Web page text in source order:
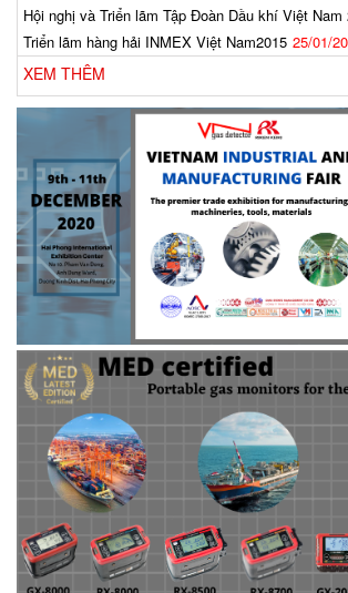
Hội nghị và Triển lãm Tập Đoàn Dầu khí Việt Nam
Triển lãm hàng hải INMEX Việt Nam2015 25/01/
XEM THÊM